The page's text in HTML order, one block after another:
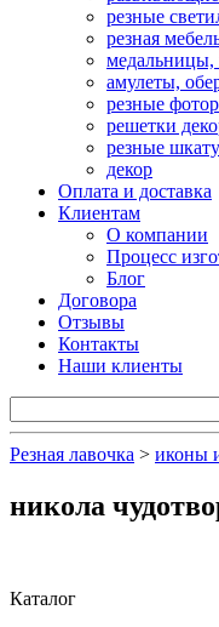
резные
резная
амулеты,
резные
решетки
резные
декор
Оплата и доставка
Клиентам
О компании
Процесс
Блог
Договора
Отзывы
Контакты
Наши клиенты
Резная лавочка > иконы
никола
Каталог